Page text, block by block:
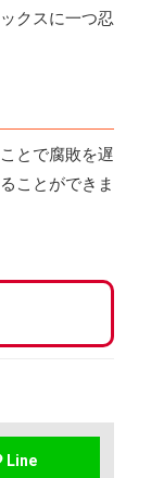
クスに一つ忍
とで腐敗を遅
ことができま
Line